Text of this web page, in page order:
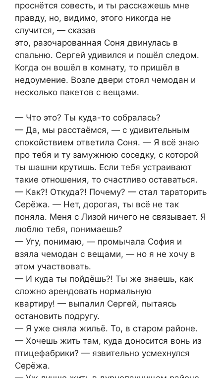
проснётся совесть, и ты расскажешь мне
правду, но, видимо, этого никогда не
случится, — сказав
это, разочарованная Соня двинулась в
спальню. Сергей удивился и пошёл следом.
Когда он вошёл в комнату, то пришёл в
недоумение. Возле двери стоял чемодан и
несколько пакетов с вещами.
— Что это? Ты куда-то собралась?
— Да, мы расстаёмся, — с удивительным
спокойствием ответила Соня. — Я всё знаю
про тебя и ту замужнюю соседку, с которой
ты шашни крутишь. Если тебя устраивают
такие отношения, то счастливо оставаться.
— Как?! Откуда?! Почему? — стал тараторить
Серёжа. — Нет, дорогая, ты всё не так
поняла. Меня с Лизой ничего не связывает. Я
люблю тебя, понимаешь?
— Угу, понимаю, — промычала София и
взяла чемодан с вещами, — но я не хочу в
этом участвовать.
— И куда ты пойдёшь?! Ты же знаешь, как
сложно арендовать нормальную
квартиру! — выпалил Сергей, пытаясь
остановить подругу.
— Я уже сняла жильё. То, в старом районе.
— Хочешь жить там, куда доносится вонь из
птицефабрики? — язвительно усмехнулся
Серёжа.